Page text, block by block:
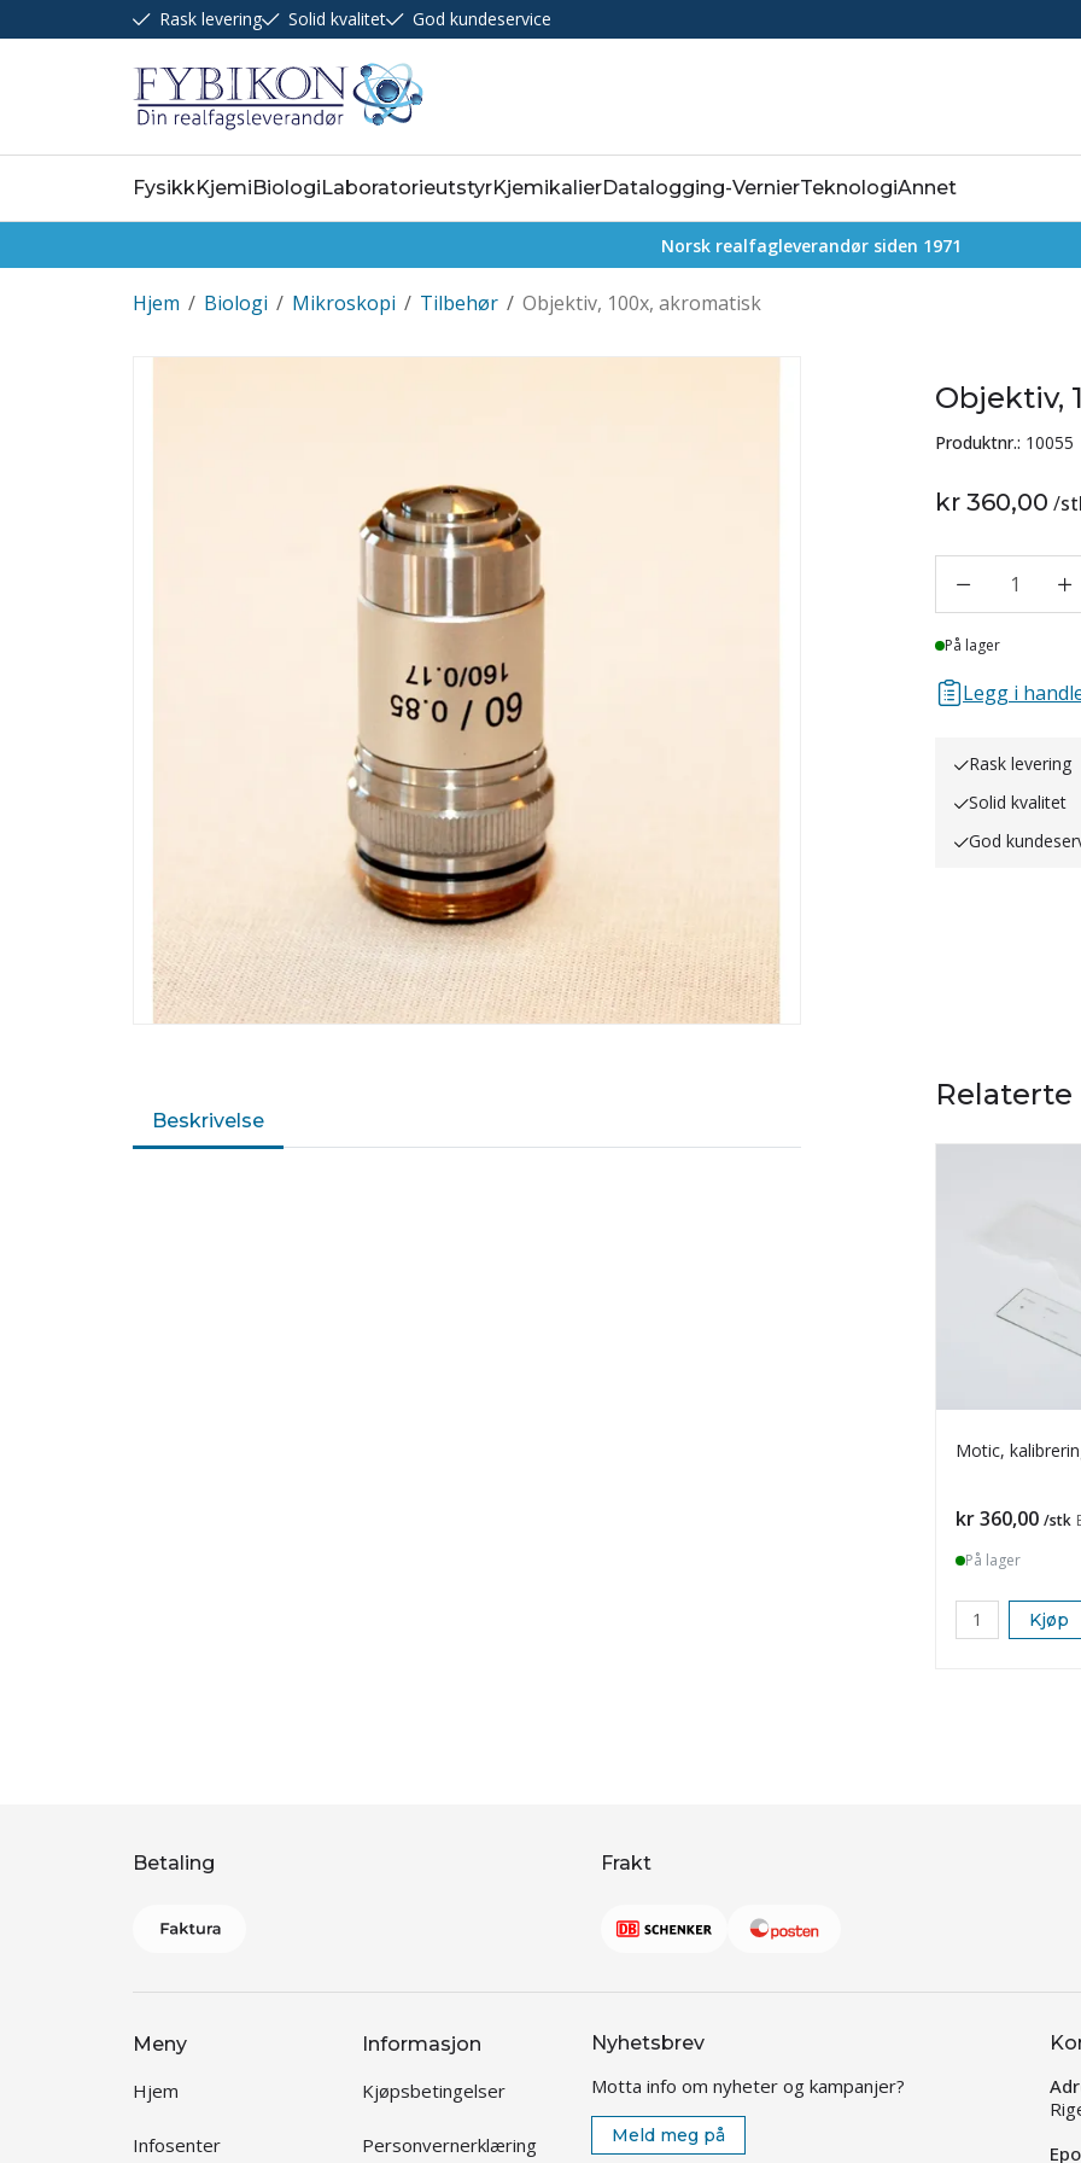
Rask levering Solid kvalitet God kundeservice
FysikkKjemiBiologiLaboratorieutstyrKjemikalierDatalogging-VernierTeknologiAnnet
Norsk realfagleverandør siden 1971
/
Hjem /
Biologi /
Mikroskopi /
Tilbehør Objektiv, 100x, akromatisk
Objektiv,
Produktnr.: 10055
kr 360,00 /
1
Lager
På lager
Legg i
Rask levering
Solid kvalitet
God
Beskrivelse
Motic,
Pris
kr 360,00 /stk
På lager
Kjøp
Betaling Frakt
Meny
Hjem
Infosenter
Informasjon
Kjøpsbetingelser
Personvernerklæring
Nyhetsbrev
Motta info om nyheter og kampanjer?
Meld meg på